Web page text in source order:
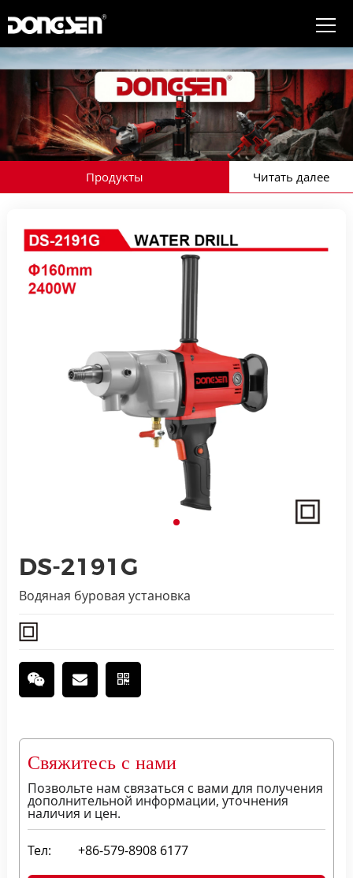
Продукты Читать далее
DS-2191G
Водяная буровая установка
Свяжитесь с нами
Позвольте нам связаться с вами для получения
дополнительной информации, уточнения
наличия и цен.
Тел: +86-579-8908 6177